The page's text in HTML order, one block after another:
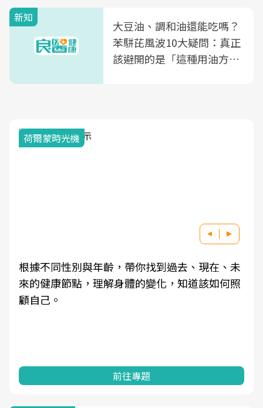
新知
大豆油、調和油還能吃嗎？
苯駢芘風波10大疑問：真正
該避開的是「這種用油方
荷爾蒙時光機
根據不同性別與年齡，帶你找到過去、現在、未
來的健康節點，理解身體的變化，知道該如何照
顧自己。
前往專題